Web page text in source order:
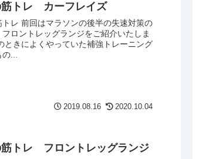
筋トレ カーフレイズ
レ 前回はマラソンの後半の失速対策の
ロントレッグランジをご紹介いたしま
ときによくやっていた補強トレーニング
...
2019.08.16 2020.10.04
筋トレ フロントレッグランジ